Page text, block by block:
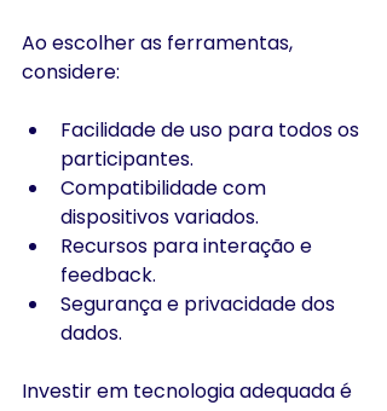
Ao escolher as ferramentas,
considere:
Facilidade de uso para todos os
participantes.
Compatibilidade com
dispositivos variados.
Recursos para interação e
feedback.
Segurança e privacidade dos
dados.
Investir em tecnologia adequada é